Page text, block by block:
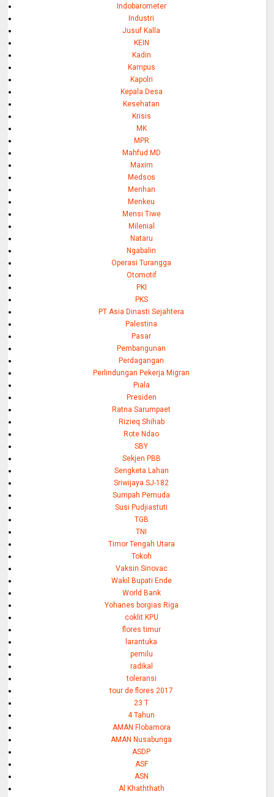
Indobarometer
Industri
Jusuf Kalla
KEIN
Kadin
Kampus
Kapolri
Kepala Desa
Kesehatan
Krisis
MK
MPR
Mahfud MD
Maxim
Medsos
Menhan
Menkeu
Mensi Tiwe
Milenial
Nataru
Ngabalin
Operasi Turangga
Otomotif
PKI
PKS
PT Asia Dinasti Sejahtera
Palestina
Pasar
Pembangunan
Perdagangan
Perlindungan Pekerja Migran
Piala
Presiden
Ratna Sarumpaet
Rizieq Shihab
Rote Ndao
SBY
Sekjen PBB
Sengketa Lahan
Sriwijaya SJ-182
Sumpah Pemuda
Susi Pudjiastuti
TGB
TNI
Timor Tengah Utara
Tokoh
Vaksin Sinovac
Wakil Bupati Ende
World Bank
Yohanes borgias Riga
coklit KPU
flores timur
larantuka
pemilu
radikal
toleransi
tour de flores 2017
23 T
4 Tahun
AMAN Flobamora
AMAN Nusabunga
ASDP
ASF
ASN
Al Khaththath